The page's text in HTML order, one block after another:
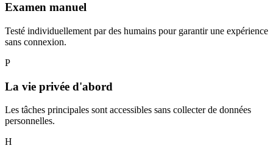
Examen manuel
Testé individuellement par des humains pour garantir une expérience
sans connexion.
P
La vie privée d'abord
Les tâches principales sont accessibles sans collecter de données
personnelles.
H